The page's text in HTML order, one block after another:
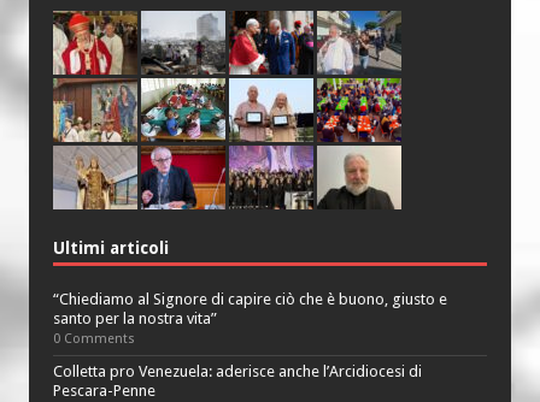
Ultimi articoli
“Chiediamo al Signore di capire ciò che è buono, giusto e
santo per la nostra vita”
0 Comments
Colletta pro Venezuela: aderisce anche l’Arcidiocesi di
Pescara-Penne